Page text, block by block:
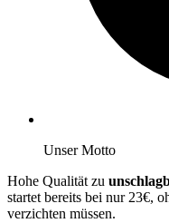
Unser Motto
Hohe Qualität zu
startet bereits bei nur 23€,
verzichten müssen.